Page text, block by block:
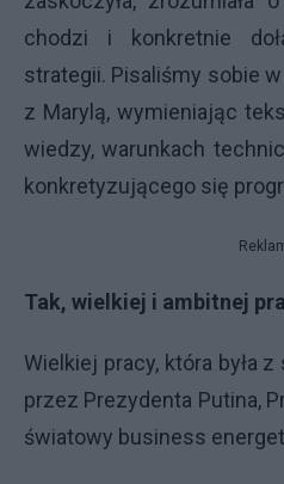
chodzi i konkretnie
strategii. Pisaliśmy sobie
z Marylą, wymieniając
wiedzy, warunkach
konkretyzującego się
Tak, wielkiej i ambitnej
Wielkiej pracy, która była
przez Prezydenta Putina,
światowy business